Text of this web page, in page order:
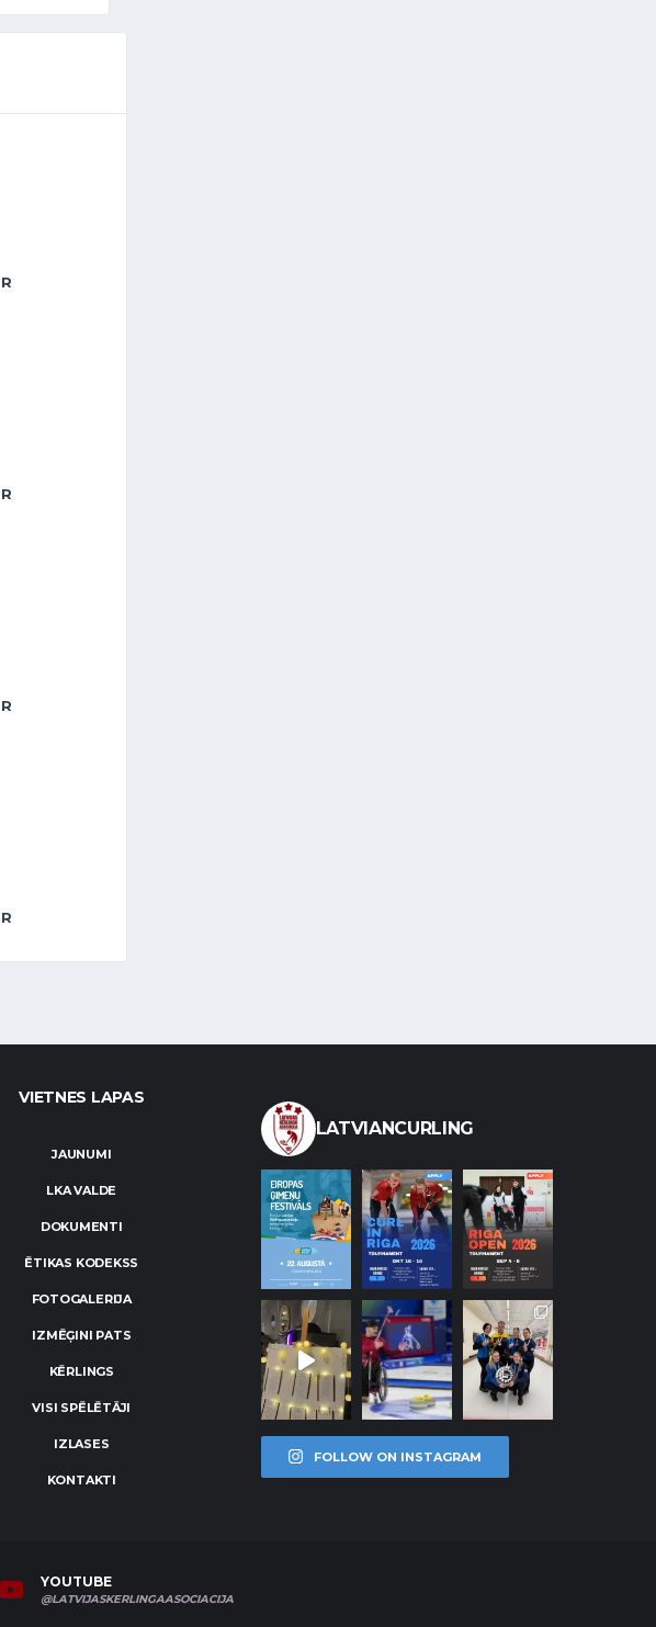
VIETNES LAPAS
JAUNUMI
LKA VALDE
DOKUMENTI
ĒTIKAS KODEKSS
FOTOGALERIJA
IZMĒĢINI PATS
KĒRLINGS
VISI SPĒLĒTĀJI
IZLASES
KONTAKTI
LATVIANCURLING
FOLLOW ON INSTAGRAM
YOUTUBE
@LATVIJASKERLINGAASOCIACIJA